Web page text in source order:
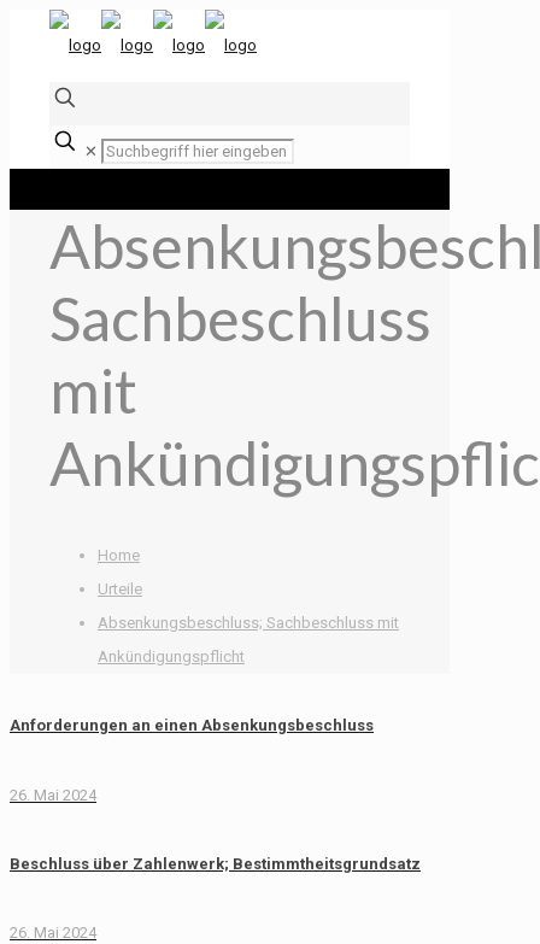
✕
Sachbeschluss
mit
Home
Urteile
Absenkungsbeschluss; Sachbeschluss mit
Ankündigungspflicht
Anforderungen an einen Absenkungsbeschluss
26. Mai 2024
Beschluss über Zahlenwerk; Bestimmtheitsgrundsatz
26. Mai 2024